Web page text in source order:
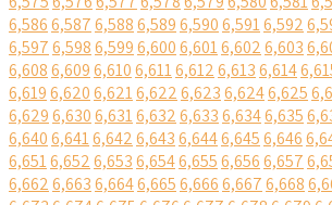
6,5866,5876,5886,5896,5906,5916,592
6,5976,5986,5996,6006,6016,6026,603
6,6086,6096,6106,6116,6126,6136,614
6,6196,6206,6216,6226,6236,6246,625
6,6296,6306,6316,6326,6336,6346,635
6,6406,6416,6426,6436,6446,6456,646
6,6516,6526,6536,6546,6556,6566,657
6,6626,6636,6646,6656,6666,6676,668